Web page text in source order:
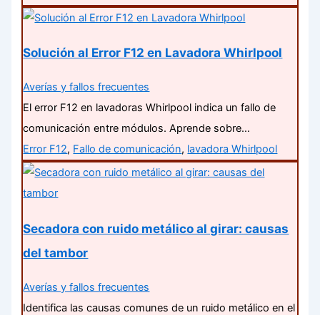
Solución al Error F12 en Lavadora Whirlpool
Averías y fallos frecuentes
El error F12 en lavadoras Whirlpool indica un fallo de
comunicación entre módulos. Aprende sobre…
Error F12, Fallo de comunicación, lavadora Whirlpool
Secadora con ruido metálico al girar: causas
del tambor
Averías y fallos frecuentes
Identifica las causas comunes de un ruido metálico en el